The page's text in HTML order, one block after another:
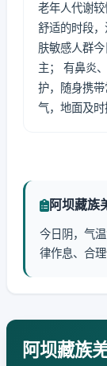
老年人代谢
舒适的时段
肤敏感人群
主； 有鼻炎
护，随身携
气，地面及时
阿坝藏族
今日阴，气
律作息、合
阿坝藏族